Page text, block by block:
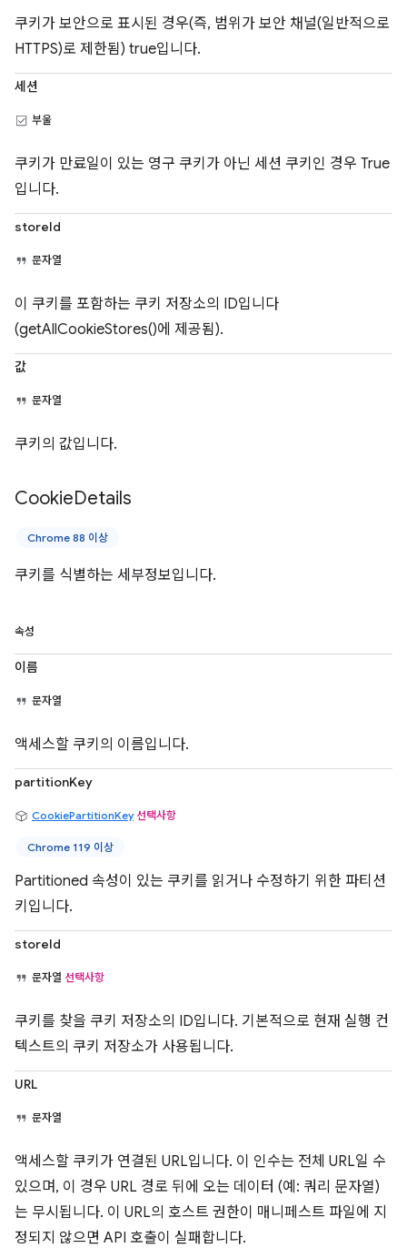
쿠키가 보안으로 표시된 경우(즉, 범위가 보안 채널(일반적으로
HTTPS)로 제한됨) true입니다.
세션
부울
쿠키가 만료일이 있는 영구 쿠키가 아닌 세션 쿠키인 경우 True
입니다.
storeId
문자열
이 쿠키를 포함하는 쿠키 저장소의 ID입니다
(getAllCookieStores()에 제공됨).
값
문자열
쿠키의 값입니다.
CookieDetails
Chrome 88 이상
쿠키를 식별하는 세부정보입니다.
속성
이름
문자열
액세스할 쿠키의 이름입니다.
partitionKey
CookiePartitionKey 선택사항
Chrome 119 이상
Partitioned 속성이 있는 쿠키를 읽거나 수정하기 위한 파티션
키입니다.
storeId
문자열 선택사항
쿠키를 찾을 쿠키 저장소의 ID입니다. 기본적으로 현재 실행 컨
텍스트의 쿠키 저장소가 사용됩니다.
URL
문자열
액세스할 쿠키가 연결된 URL입니다. 이 인수는 전체 URL일 수
있으며, 이 경우 URL 경로 뒤에 오는 데이터 (예: 쿼리 문자열)
는 무시됩니다. 이 URL의 호스트 권한이 매니페스트 파일에 지
정되지 않으면 API 호출이 실패합니다.